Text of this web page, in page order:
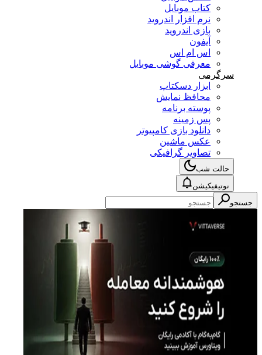
کتاب موبایل
نرم افزار اندروید
بازی اندروید
آیفون
اس ام اس
معرفی گوشی موبایل
سرگرمی
ابزار دسکتاپ
محافظ نمایش
پوسته برنامه
پس زمینه
دانلود بازی کامپیوتر
عکس ماشین
تصاویر گرافیکی
حالت شب
نوتیفیکیشن
جستجو